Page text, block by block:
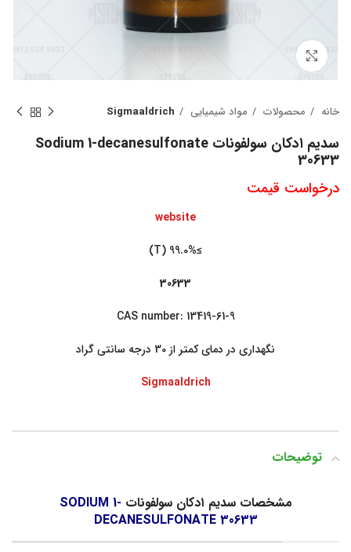
خانه محصولات مواد شیمیایی Sigmaaldrich
سدیم ۱دکان سولفونات Sodium 1-decanesulfonate
30633
درخواست قیمت
website
≥99.0% (T)
30633
CAS number: 13419-61-9
نگهداری در دمای کمتر از 30 درجه سانتی گراد
Sigmaaldrich
توضیحات
مشخصات سدیم ۱دکان سولفونات
SODIUM 1-
DECANESULFONATE 30633